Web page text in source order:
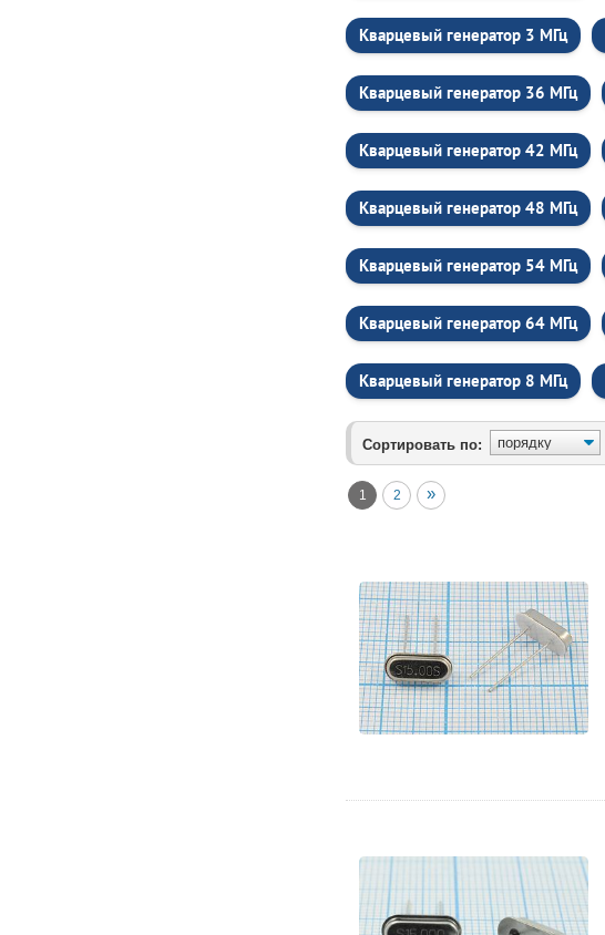
Кварцевый генератор 3 МГц
Кварцевый генератор 36 МГц
Кварцевый генератор 42 МГц
Кварцевый генератор 48 МГц
Кварцевый генератор 54 МГц
Кварцевый генератор 64 МГц
Кварцевый генератор 8 МГц
Сортировать по:
1 2 »